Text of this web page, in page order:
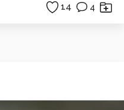
14 4